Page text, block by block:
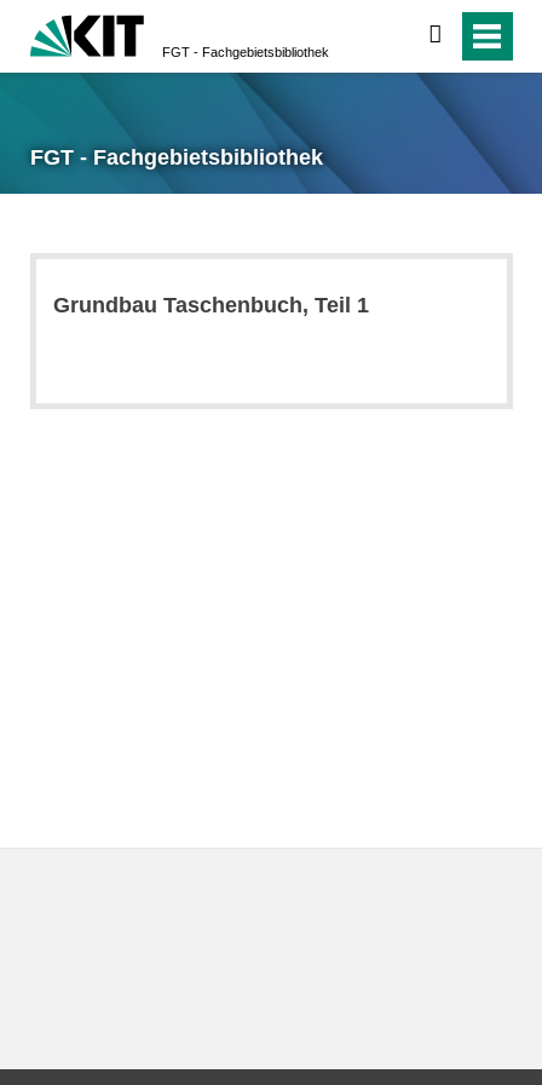
FGT - Fachgebietsbibliothek
suchen
FGT - Fachgebietsbibliothek
Grundbau Taschenbuch, Teil 1